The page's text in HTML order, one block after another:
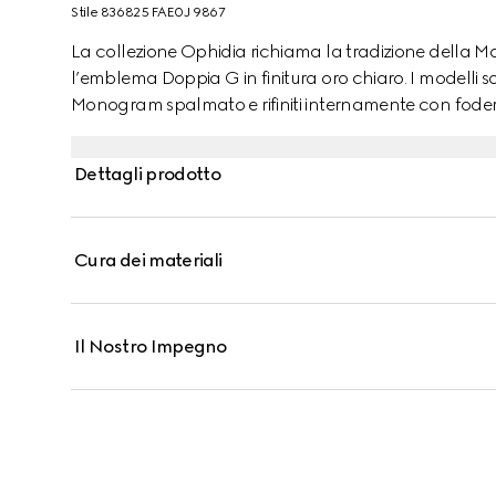
Stile ‎836825 FAE0J 9867
La collezione Ophidia richiama la tradizione della
l’emblema Doppia G in finitura oro chiaro. I modelli
Monogram spalmato e rifiniti internamente con
Dettagli prodotto
Cura dei materiali
Il Nostro Impegno